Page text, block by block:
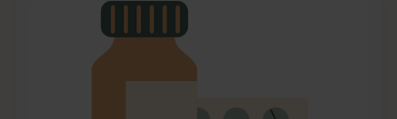
Lista: . Innehåller 1 objekt.